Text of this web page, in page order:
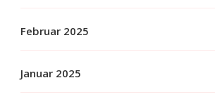
Februar 2025
Januar 2025